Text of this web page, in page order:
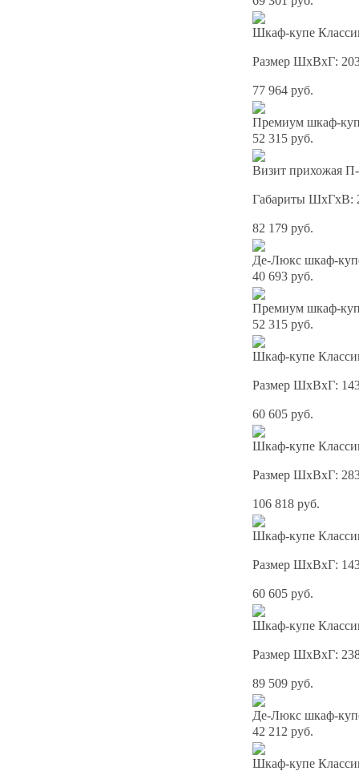
Шкаф-купе
Размер ШхВхГ:
77 964 руб.
Премиум шкаф-
52 315 руб.
Визит прихожая П-
Габариты ШхГхВ:
82 179 руб.
Де-Люкс шкаф-
40 693 руб.
Премиум шкаф-
52 315 руб.
Шкаф-купе
Размер ШхВхГ:
60 605 руб.
Шкаф-купе
Размер ШхВхГ:
106 818 руб.
Шкаф-купе
Размер ШхВхГ:
60 605 руб.
Шкаф-купе
Размер ШхВхГ:
89 509 руб.
Де-Люкс шкаф-
42 212 руб.
Шкаф-купе